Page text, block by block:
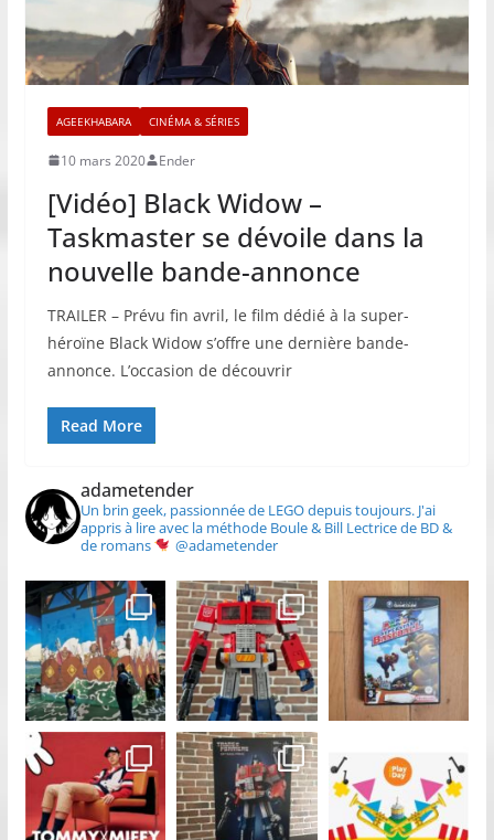
AGEEKHABARA CINÉMA & SÉRIES
10 mars 2020 Ender
[Vidéo] Black Widow –
Taskmaster se dévoile dans la
nouvelle bande-annonce
TRAILER – Prévu fin avril, le film dédié à la super-
héroïne Black Widow s’offre une dernière bande-
annonce. L’occasion de découvrir
Read More
adametender
Un brin geek, passionnée de LEGO depuis toujours.J'ai
appris à lire avec la méthode Boule & Bill Lectrice de BD &
de romans
@adametender